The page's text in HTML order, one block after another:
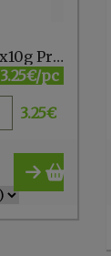
Bouillon de boeuf 8x10g Priméal
3.25€/pc
3.25€